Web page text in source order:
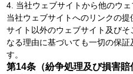
4. 当社ウェブサイトから他のウ
当社ウェブサイトへのリンクの
サイト以外のウェブサイト及び
なる理由に基づいても一切の保
す。
第14条（紛争処理及び損害賠